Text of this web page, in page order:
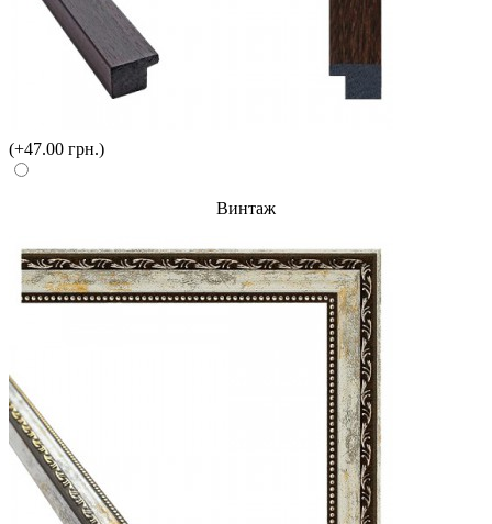
(+47.00 грн.)
Винтаж